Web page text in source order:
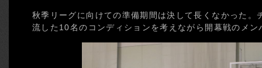
秋季リーグに向けての準備期間は決して長くなかった。
流した10名のコンディションを考えながら開幕戦のメ